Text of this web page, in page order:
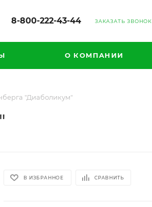
8-800-222-43-44 ЗАКАЗАТЬ ЗВОНОК
О КОМПАНИИ
"Диаболикум"
В ИЗБРАННОЕ СРАВНИТЬ